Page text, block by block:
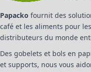
Papacko fournit des
café et les aliments pour
distributeurs du monde
Des gobelets et bols en
et supports, nous vous